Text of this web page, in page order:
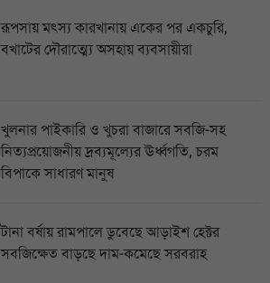
রূপসায় মৎস্য কারখানায় একের পর একচুরি,
বখাটের দৌরাত্ম্যে অসহায় ব্যবসায়ীরা
খুলনার পাইকারি ও খুচরা বাজারে সবজি-সহ
নিত্যপ্রয়োজনীয় দ্রব্যমূল্যের ঊর্ধ্বগতি, চরম
বিপাকে সাধারণ মানুষ
টানা বর্ষায় রামপালে ডুবেছে আড়াইশ হেক্টর
সবজিক্ষেত বাড়ছে দাম-কমেছে সরবরাহ